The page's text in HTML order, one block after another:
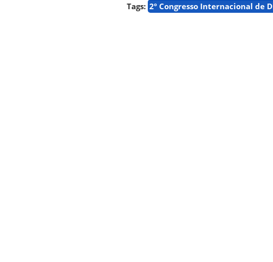
Tags: 2º Congresso Internacional de